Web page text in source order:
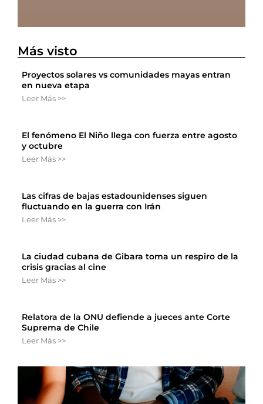
Más visto
Proyectos solares vs comunidades mayas entran
en nueva etapa
Leer Más >>
El fenómeno El Niño llega con fuerza entre agosto
y octubre
Leer Más >>
Las cifras de bajas estadounidenses siguen
fluctuando en la guerra con Irán
Leer Más >>
La ciudad cubana de Gibara toma un respiro de la
crisis gracias al cine
Leer Más >>
Relatora de la ONU defiende a jueces ante Corte
Suprema de Chile
Leer Más >>